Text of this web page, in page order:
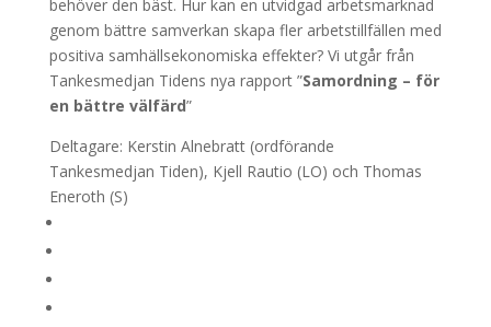
behöver den bäst. Hur kan en utvidgad arbetsmarknad
genom bättre samverkan skapa fler arbetstillfällen med
positiva samhällsekonomiska effekter? Vi utgår från
Tankesmedjan Tidens nya rapport ”Samordning – för
en bättre välfärd”
Deltagare: Kerstin Alnebratt (ordförande
Tankesmedjan Tiden), Kjell Rautio (LO) och Thomas
Eneroth (S)